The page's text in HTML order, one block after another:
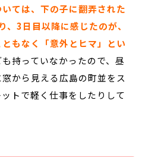
ては、下の子に翻弄された
、3日目以降に感じたのが、
もなく「意外とヒマ」とい
持っていなかったので、昼
から見える広島の町並をス
トで軽く仕事をしたりして